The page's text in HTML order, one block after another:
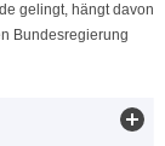
gelingt, hängt davon
Bundesregierung